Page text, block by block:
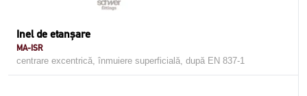
Inel de etanșare
MA-ISR
centrare excentrică, înmuiere superficială, după EN 837-1